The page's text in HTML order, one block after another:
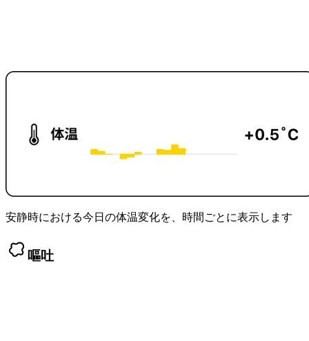
安静時における今日の体温変化を、時間ごとに表示します
嘔吐